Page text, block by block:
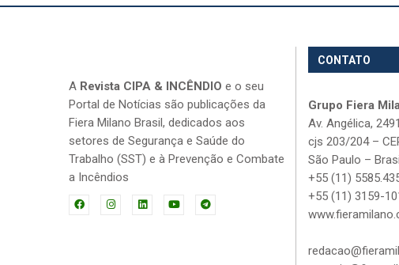
A Revista CIPA & INCÊNDIO e o seu
Portal de Notícias são publicações da
Fiera Milano Brasil, dedicados aos
setores de Segurança e Saúde do
Trabalho (SST) e à Prevenção e Combate
a Incêndios
CONTATO
Grupo Fiera
Av. Angélica,
cjs 203/204 –
São Paulo –
+55 (11)
+55 (11) 3159-